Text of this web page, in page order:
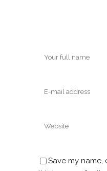
Save my name,